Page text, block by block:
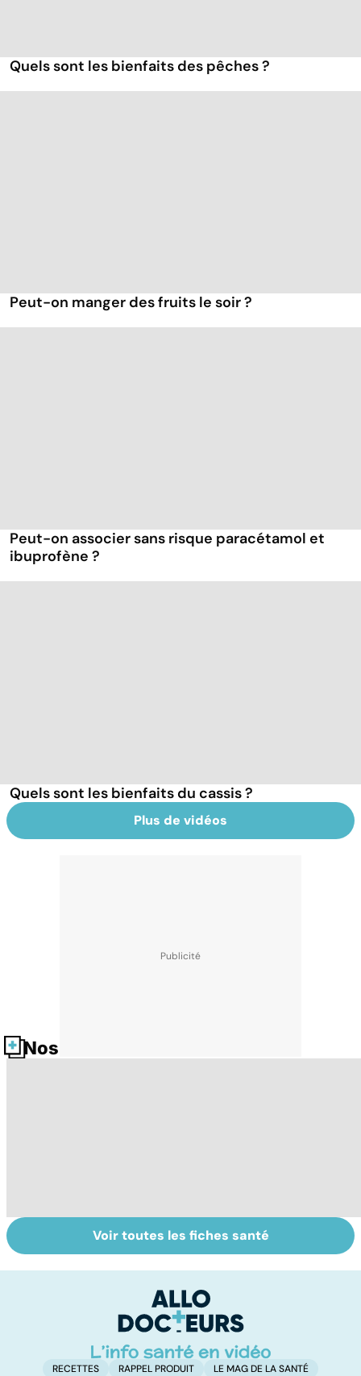
Quels sont les bienfaits des pêches ?
Peut-on manger des fruits le soir ?
Peut-on associer sans risque paracétamol et
ibuprofène ?
Quels sont les bienfaits du cassis ?
Plus de vidéos
Nos fiches santé
Les agrumes et
leurs bienfaits
VIH : la maladie
dont on ne guérit
Voir toutes les fiches santé
RECETTES RAPPEL PRODUIT LE MAG DE LA SANTÉ